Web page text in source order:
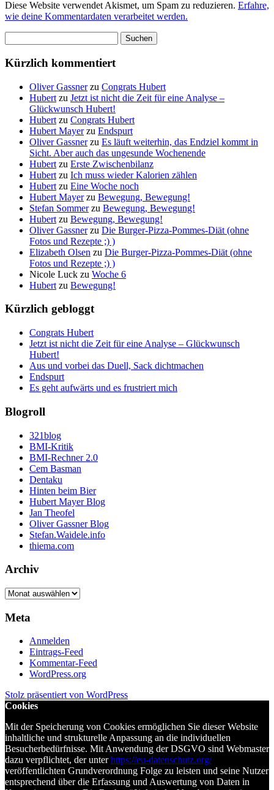
Diese Website verwendet Akismet, um Spam zu reduzieren. Erfahre,
wie deine Kommentardaten verarbeitet werden.
nach:
Kürzlich kommentiert
Oliver Gassnerzu Congrats Hubert
Hubert zu Jetzt ist nicht die Zeit für eine Analyse –
Glückwunsch Hubert!
Hubert zu Congrats Hubert
Hubert Mayerzu Endspurt
Oliver Gassnerzu Es läuft weiterhin, das Endziel kommt in
Sicht. Aber auch das ungesunde Wochenende
Hubert zu Erste Zwischenbilanz
Hubert zu Ich muss wieder Kalorien zählen
Hubert zu Eine Woche noch
Hubert Mayerzu Bewegung, Bewegung!
Stefan Sommerzu Bewegung, Bewegung!
Hubert zu Bewegung, Bewegung!
Oliver Gassnerzu Die Burger-Pizza-Pommes-Diät (ohne
Fotos und Rezepte ;) )
Elizabeth Olsen zu Die Burger-Pizza-Pommes-Diät (ohne
Fotos und Rezepte ;) )
Nicole Luck zu Woche 6
Hubert zu Bewegung!
Kürzlich gebloggt
Congrats Hubert
Jetzt ist nicht die Zeit für eine Analyse – Glückwunsch
Hubert!
Aus und vorbei das Duell, Sack dichtmachen
Endspurt
Es geht aufwärts und es frustriert mich
Blogroll
321blog
BMI-Kritik
BMI-Rechner 2.0
Cem Basman
Dentaku
Hinten beim Bier
Hubert Mayer Blog
Jan Theofel
Oliver Gassner Blog
Stefan.Waidele.info
thiema.com
Archiv
Archiv
Meta
Anmelden
Eintrags-Feed
Kommentar-Feed
WordPress.org
Stolz präsentiert von WordPress
Cookies
Mit der Speicherung von Cookies ermöglichen Sie dieser Website
inhaltliche und strukturelle Anpassung an die individuellen
Besucherbedürfnisse. Mit Anwendung der DSGVO sind Webmaster
dazu verpflichtet, der unterhttps://eu-datenschutz.org/
veröffentlichten Grundverordnung Folge zu leisten und seine Nutzer
entsprechend über die Erfassung und Auswertung von Daten in